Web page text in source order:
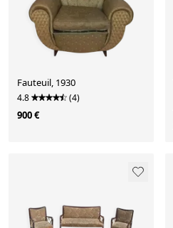
Fauteuil, 1930
4.8 (4)
900 €